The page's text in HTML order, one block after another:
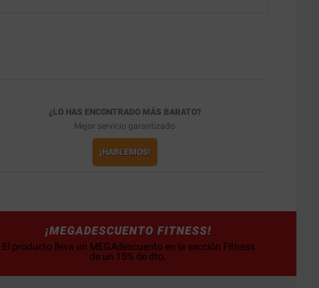
¿LO HAS ENCONTRADO MÁS BARATO?
Mejor servicio garantizado
¡HABLEMOS!
¡MEGADESCUENTO FITNESS!
El producto lleva un MEGAdescuento en la sección Fitness
de un 15% de dto.